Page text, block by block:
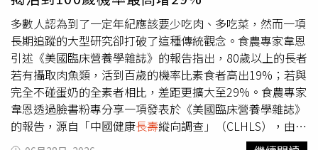
仍在太空交會。由於雨燕當年並未設計在軌維修功能，沒有
推進器，也無法自行配合對接，因此LINK必須依靠自身技
術完成接近、捕捉與軌道提升，每一步都充滿技術難度。他
表示，團隊已完成所有前置準備，對任務成功充滿信心，也
期待為未來衛星延壽與太空維修建立新的典範。
小時。另外，大園區、龜山區及八德區部分里別將停水16小
時。桃園區中信里、中原里、中山里、中路里等多個里則於
29日上午8時至下午6時實施降壓供水。相關措施均配合大
湳給水廠高低壓電氣設備檢驗等三合一工程辦理。【新竹
市】新竹市北區因辦理管線汰換工程，將於6月29日上午9
時至下午4時停水，影響中福路、仁和路、南寮大道、天府
路、東大路四段、新港路、海濱路、西濱路一段等多條道路
及周邊區域。【新竹縣】新竹縣停水時間為6月28日下午5
時20分至6月29日凌晨4時，約9小時40分鐘。受影響範圍包
多數人認為到了一定年紀應該要少吃肉、多吃菜，然而一項
長期追蹤的大型研究卻打破了這種傳統觀念。食農專家韋恩
引述《美國臨床營養學雜誌》的報告指出，80歲以上的長者
若有攝取肉魚類，活到百歲的機率比素食者高出19%；若與
完全不碰蛋奶的全素者相比，差距更擴大至29%。食農專家
韋恩透過臉書粉專分享一項發表於《美國臨床營養學雜誌》
的報告，源自「中國健康長壽縱向調查」（CLHLS），由復
旦大學、中國疾控中心與上海交通大學等團隊，共同追蹤分